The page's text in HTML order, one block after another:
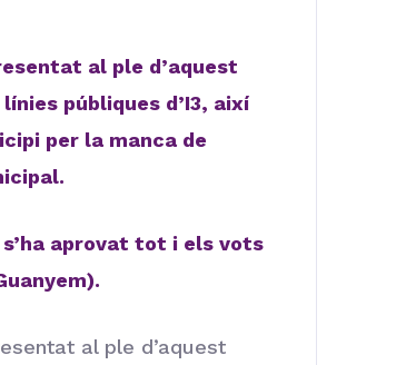
al ple d’aquest
públiques d’I3, així
per la manca de
aprovat tot i els vots
al ple d’aquest